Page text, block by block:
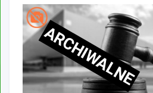
ARCHIWALNE